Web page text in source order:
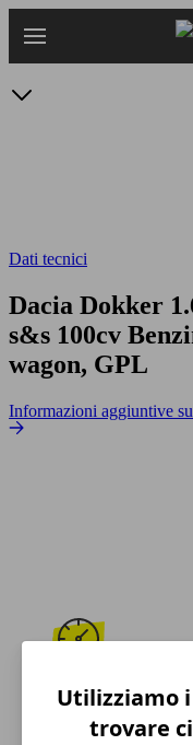
Dati tecnici
Dacia Dokker
s&s 100cv
wagon, GPL
Informazioni aggiuntive
170 km/h
Velocità massima
Utilizziamo
trovare